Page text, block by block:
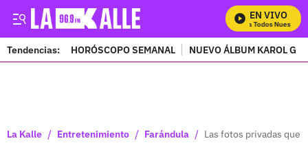
EN VIVO
Mira Todos Nuestros
Tendencias: HORÓSCOPO SEMANAL NUEVO ÁLBUM KAROL G
La Kalle / Entretenimiento / Farándula / Las fotos privadas que